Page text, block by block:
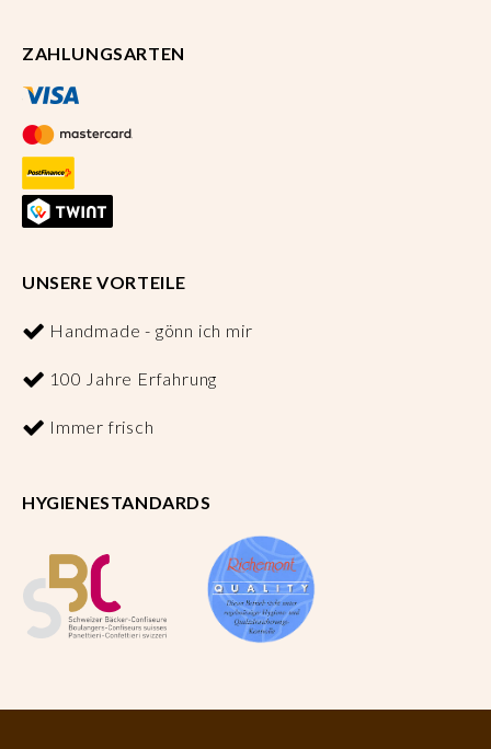
ZAHLUNGSARTEN
UNSERE VORTEILE
Handmade - gönn ich mir
100 Jahre Erfahrung
Immer frisch
HYGIENESTANDARDS